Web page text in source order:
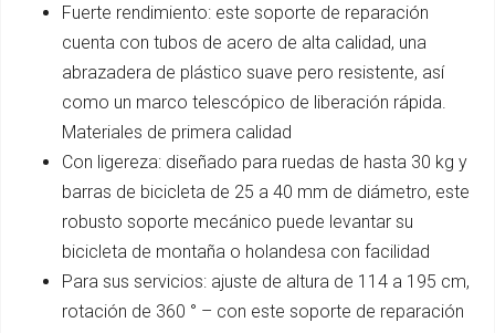
Fuerte rendimiento: este soporte de reparación
cuenta con tubos de acero de alta calidad, una
abrazadera de plástico suave pero resistente, así
como un marco telescópico de liberación rápida.
Materiales de primera calidad
Con ligereza: diseñado para ruedas de hasta 30 kg y
barras de bicicleta de 25 a 40 mm de diámetro, este
robusto soporte mecánico puede levantar su
bicicleta de montaña o holandesa con facilidad
Para sus servicios: ajuste de altura de 114 a 195 cm,
rotación de 360 ° – con este soporte de reparación